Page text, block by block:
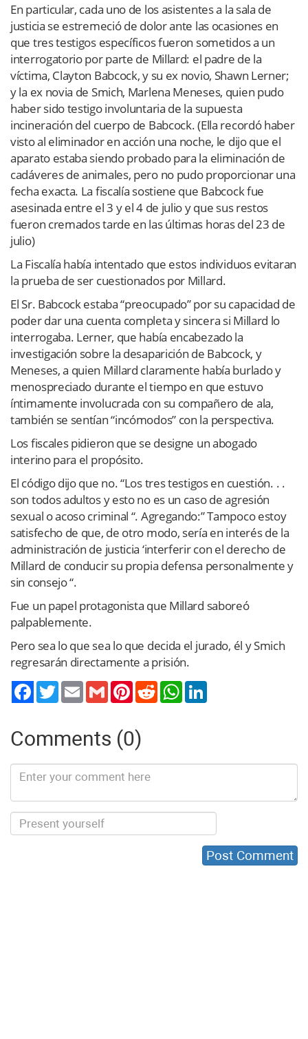
En particular, cada uno de los asistentes a la sala de
justicia se estremeció de dolor ante las ocasiones en
que tres testigos específicos fueron sometidos a un
interrogatorio por parte de Millard: el padre de la
víctima, Clayton Babcock, y su ex novio, Shawn Lerner;
y la ex novia de Smich, Marlena Meneses, quien pudo
haber sido testigo involuntaria de la supuesta
incineración del cuerpo de Babcock. (Ella recordó haber
visto al eliminador en acción una noche, le dijo que el
aparato estaba siendo probado para la eliminación de
cadáveres de animales, pero no pudo proporcionar una
fecha exacta. La fiscalía sostiene que Babcock fue
asesinada entre el 3 y el 4 de julio y que sus restos
fueron cremados tarde en las últimas horas del 23 de
julio)
La Fiscalía había intentado que estos individuos evitaran
la prueba de ser cuestionados por Millard.
El Sr. Babcock estaba “preocupado” por su capacidad de
poder dar una cuenta completa y sincera si Millard lo
interrogaba. Lerner, que había encabezado la
investigación sobre la desaparición de Babcock, y
Meneses, a quien Millard claramente había burlado y
menospreciado durante el tiempo en que estuvo
íntimamente involucrada con su compañero de ala,
también se sentían “incómodos” con la perspectiva.
Los fiscales pidieron que se designe un abogado
interino para el propósito.
El código dijo que no. “Los tres testigos en cuestión. . .
son todos adultos y esto no es un caso de agresión
sexual o acoso criminal “. Agregando:” Tampoco estoy
satisfecho de que, de otro modo, sería en interés de la
administración de justicia ‘interferir con el derecho de
Millard de conducir su propia defensa personalmente y
sin consejo “.
Fue un papel protagonista que Millard saboreó
palpablemente.
Pero sea lo que sea lo que decida el jurado, él y Smich
regresarán directamente a prisión.
TwitterEmail Gmail PinterestReddit WhatsApp
Comments (0)